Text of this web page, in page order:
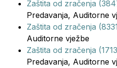
Zaštita od zračenja
Predavanja, Auditorne
Zaštita od zračenja
Auditorne vježbe
Zaštita od zračenja
Predavanja, Auditorne